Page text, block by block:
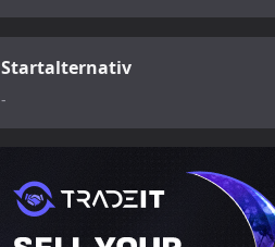
Startalternativ
-